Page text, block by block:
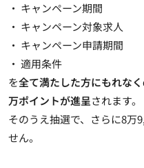
・ キャンペーン期間
・ キャンペーン対象求人
・ キャンペーン申請期間
・ 適用条件
を全て満たした方にもれな
万ポイントが進呈されます。
そのうえ抽選で、 さらに8万
せん。